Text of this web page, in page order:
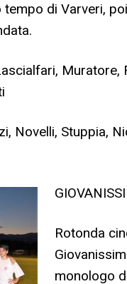
di Varveri,
Muratore,
Novelli, Stuppia,
Rotonda
monologo